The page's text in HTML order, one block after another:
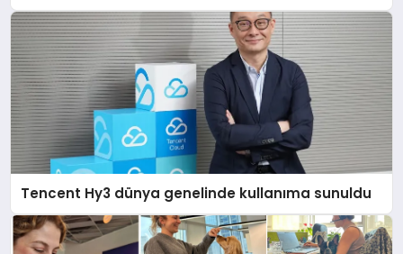
Tencent Hy3 dünya genelinde kullanıma sunuldu